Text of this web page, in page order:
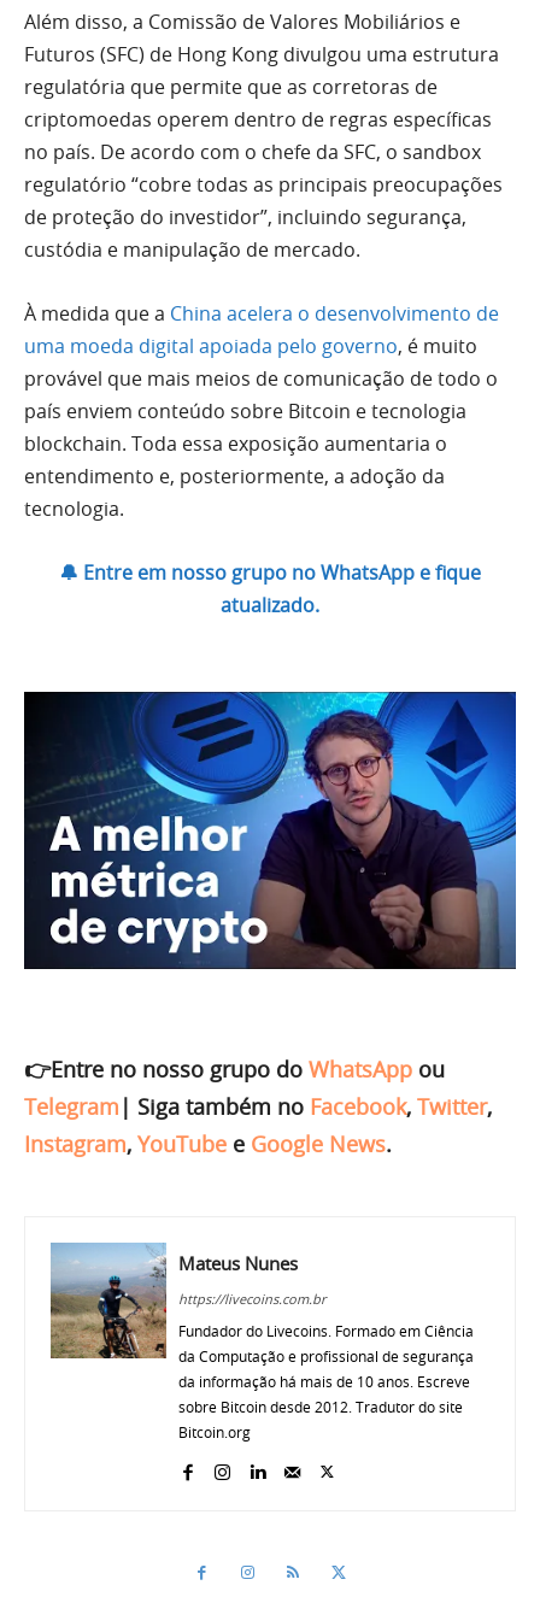
Além disso, a Comissão de Valores Mobiliários e
Futuros (SFC) de Hong Kong divulgou uma estrutura
regulatória que permite que as corretoras de
criptomoedas operem dentro de regras específicas
no país. De acordo com o chefe da SFC, o sandbox
regulatório “cobre todas as principais preocupações
de proteção do investidor”, incluindo segurança,
custódia e manipulação de mercado.
À medida que a China acelera o desenvolvimento de
uma moeda digital apoiada pelo governo, é muito
provável que mais meios de comunicação de todo o
país enviem conteúdo sobre Bitcoin e tecnologia
blockchain. Toda essa exposição aumentaria o
entendimento e, posteriormente, a adoção da
tecnologia.
🔔 Entre em nosso grupo no WhatsApp e fique
atualizado.
👉Entre no nosso grupo do WhatsApp ou
Telegram | Siga também no Facebook, Twitter,
Instagram, YouTube e Google News.
Mateus Nunes
https://livecoins.com.br
Fundador do Livecoins. Formado em Ciência
da Computação e profissional de segurança
da informação há mais de 10 anos. Escreve
sobre Bitcoin desde 2012. Tradutor do site
Bitcoin.org